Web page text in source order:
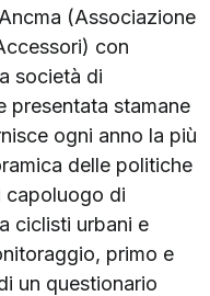
(Associazione
con
società di
presentata stamane
ogni anno la più
delle politiche
capoluogo di
ciclisti urbani e
primo e
un questionario